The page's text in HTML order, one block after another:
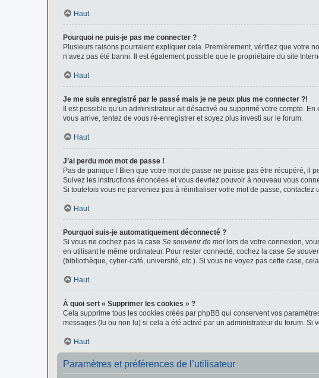
Haut
Pourquoi ne puis-je pas me connecter ?
Plusieurs raisons pourraient expliquer cela. Premièrement, vérifiez que votre
n’avez pas été banni. Il est également possible que le propriétaire du site
Haut
Je me suis enregistré par le passé mais je ne peux plus me connecter ?!
Il est possible qu’un administrateur ait désactivé ou supprimé votre compte.
vous arrive, tentez de vous ré-enregistrer et soyez plus investi sur le forum.
Haut
J’ai perdu mon mot de passe !
Pas de panique ! Bien que votre mot de passe ne puisse pas être récupéré, il
Suivez les instructions énoncées et vous devriez pouvoir à nouveau vous
Si toutefois vous ne parveniez pas à réinitialiser votre mot de passe, contactez
Haut
Pourquoi suis-je automatiquement déconnecté ?
Si vous ne cochez pas la case Se souvenir de moi lors de votre connexion,
en utilisant le même ordinateur. Pour rester connecté, cochez la case Se
(bibliothèque, cyber-café, université, etc.). Si vous ne voyez pas cette case,
Haut
À quoi sert « Supprimer les cookies » ?
Cela supprime tous les cookies créés par phpBB qui conservent vos
messages (lu ou non lu) si cela a été activé par un administrateur du forum.
Haut
Paramètres et préférences de l’utilisateur